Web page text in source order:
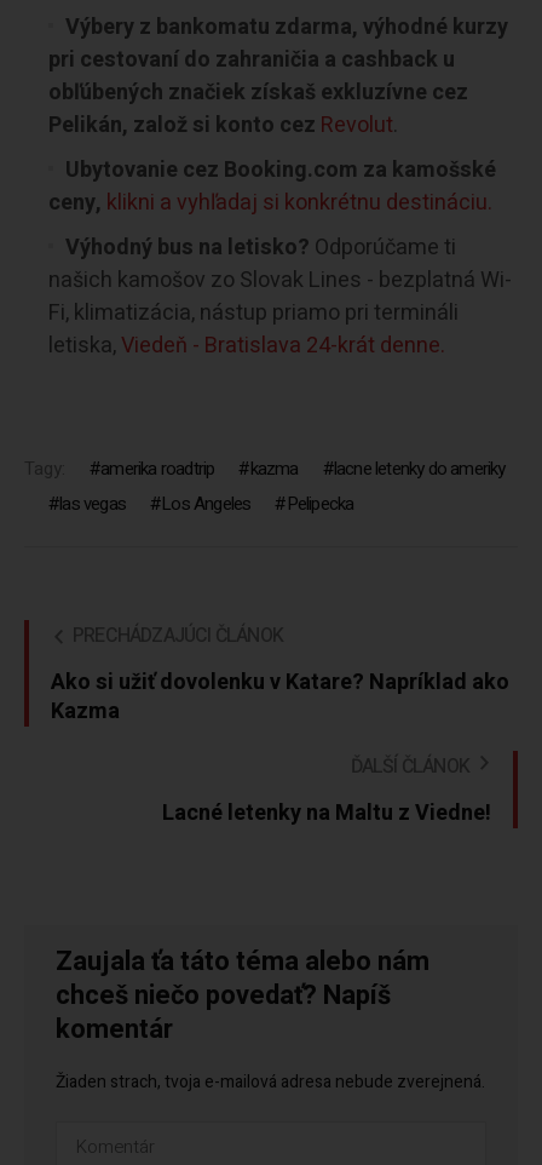
Výbery z bankomatu zdarma, výhodné kurzy
pri cestovaní do zahraničia a cashback u
obľúbených značiek získaš exkluzívne cez
Pelikán, založ si konto cez Revolut.
Ubytovanie cez Booking.com za kamošské
ceny, klikni a vyhľadaj si konkrétnu destináciu.
Výhodný bus na letisko? Odporúčame ti
našich kamošov zo Slovak Lines - bezplatná Wi-
Fi, klimatizácia, nástup priamo pri termináli
letiska,Viedeň - Bratislava 24-krát denne.
Tagy: amerika roadtrip kazma
lacne letenky do ameriky
las vegas
Los Angeles Pelipecka
PRECHÁDZAJÚCI ČLÁNOK
Ako si užiť dovolenku v Katare? Napríklad ako
Kazma
ĎALŠÍ ČLÁNOK
Lacné letenky na Maltu z Viedne!
Zaujala ťa táto téma alebo nám
chceš niečo povedať? Napíš
komentár
Žiaden strach, tvoja e-mailová adresa nebude zverejnená.